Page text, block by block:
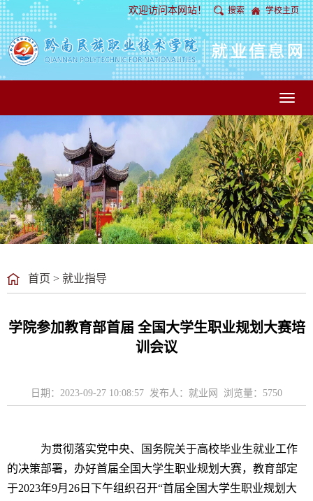
欢迎访问本网站！ 搜索 学校主页
Toggle
首页 > 就业指导
学院参加教育部首届 全国大学生职业规划大赛培
训会议
日期：2023-09-27 10:08:57 发布人：就业网 浏览量： 5750
为贯彻落实党中央、国务院关于高校毕业生就业工作
的决策部署，办好首届全国大学生职业规划大赛，教育部定
于2023年9月26日下午组织召开“首届全国大学生职业规划大